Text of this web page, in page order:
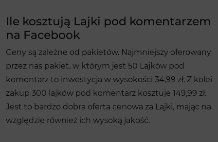
Ile kosztują Lajki pod komentarzem
na Facebook
Ceny są zależne od pakietów. Najmniejszy oferowany
przez nas pakiet, w którym jest 50 Lajków pod
komentarz to inwestycja w wysokości 34,99 zł. Z kolei
zakup 300 lajków pod komentarz kosztuje 149,99 zł.
Jest to bardzo dobra oferta cenowa za Lajki, mając na
względzie również ich wysoką jakość.